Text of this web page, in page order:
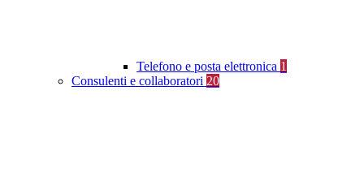
Telefono e posta elettronica 1
Consulenti e collaboratori 20